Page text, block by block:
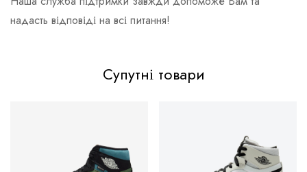
надасть відповіді на всі питання!
Супутні товари